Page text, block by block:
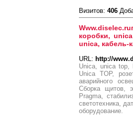
Визитов: 406
коробки,
unica, кабель-
URL: http://
Unica, unica top,
Unica TOP,
аварийного
Сборка щитов,
Pragma,
светотехника,
оборудование.